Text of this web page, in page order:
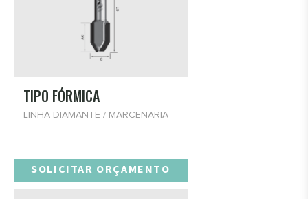
TIPO FÓRMICA
LINHA DIAMANTE / MARCENARIA
SOLICITAR ORÇAMENTO